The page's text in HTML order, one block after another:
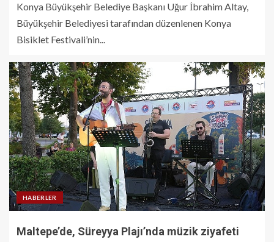
Konya Büyükşehir Belediye Başkanı Uğur İbrahim Altay,
Büyükşehir Belediyesi tarafından düzenlenen Konya
Bisiklet Festivali’nin...
HABERLER
Maltepe’de, Süreyya Plajı’nda müzik ziyafeti